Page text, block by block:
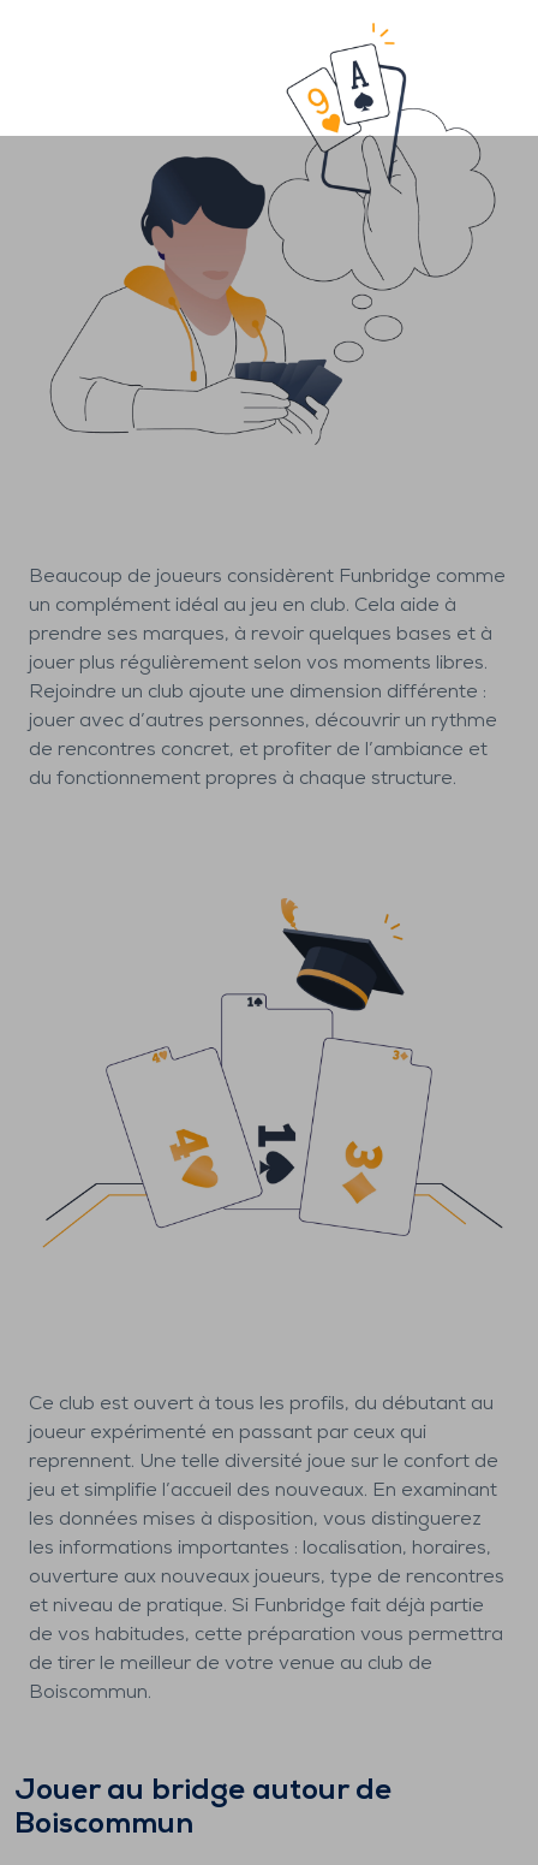
Beaucoup de joueurs considèrent Funbridge comme
un complément idéal au jeu en club. Cela aide à
prendre ses marques, à revoir quelques bases et à
jouer plus régulièrement selon vos moments libres.
Rejoindre un club ajoute une dimension différente :
jouer avec d’autres personnes, découvrir un rythme
de rencontres concret, et profiter de l’ambiance et
du fonctionnement propres à chaque structure.
Ce club est ouvert à tous les profils, du débutant au
joueur expérimenté en passant par ceux qui
reprennent. Une telle diversité joue sur le confort de
jeu et simplifie l’accueil des nouveaux. En examinant
les données mises à disposition, vous distinguerez
les informations importantes : localisation, horaires,
ouverture aux nouveaux joueurs, type de rencontres
et niveau de pratique. Si Funbridge fait déjà partie
de vos habitudes, cette préparation vous permettra
de tirer le meilleur de votre venue au club de
Boiscommun.
Jouer au bridge autour de
Boiscommun